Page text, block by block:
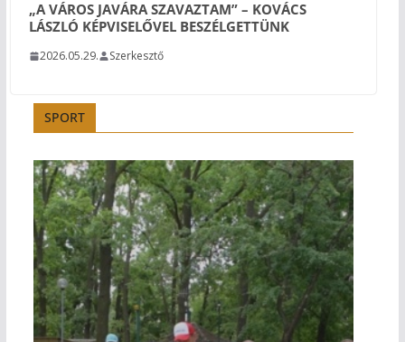
„A VÁROS JAVÁRA SZAVAZTAM” – KOVÁCS
LÁSZLÓ KÉPVISELŐVEL BESZÉLGETTÜNK
2026.05.29. Szerkesztő
SPORT